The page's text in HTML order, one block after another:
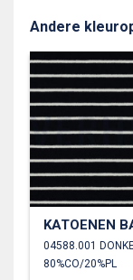
Andere
80%CO/20%PL